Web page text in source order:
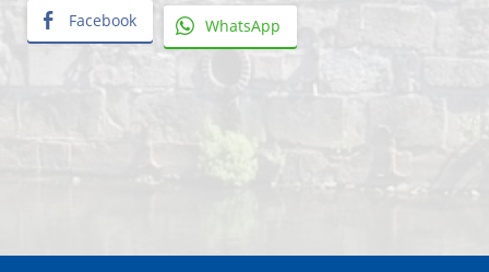
Facebook WhatsApp